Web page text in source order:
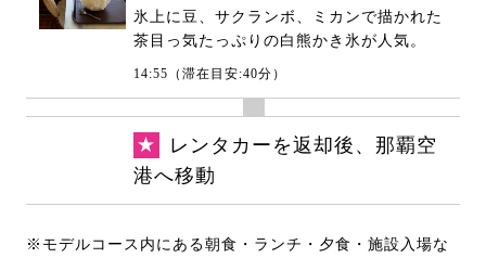
氷上に豆、サクランボ、ミカンで描かれた
茶目っ気たっぷりの白熊かき氷が人気。
14:55（滞在目安:40分）
★
レンタカーを返却後、那覇空
港へ移動
※モデルコース内にある朝食・ランチ・夕食・施設入場な